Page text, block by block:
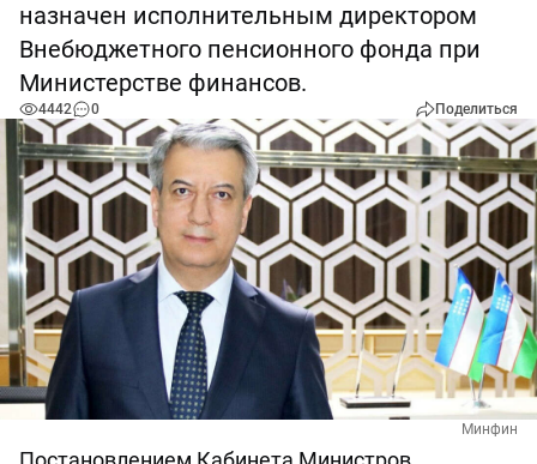
назначен исполнительным директором
Внебюджетного пенсионного фонда при
Министерстве финансов.
4442 0 Поделиться
Минфин